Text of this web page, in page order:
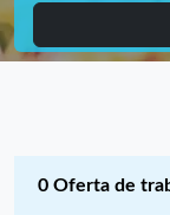
0 Oferta de